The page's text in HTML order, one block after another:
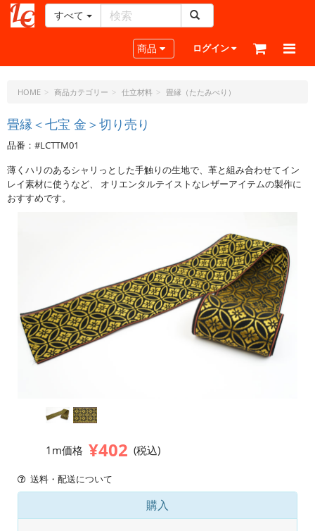
ー
ラ
ト・
ド
ッ
ト・
ジ
ェ
すべて
Toggle navigation
商品 ログイン
HOME 商品カテゴリー 仕立材料 畳縁（たたみべり）
畳縁＜七宝 金＞切り売り
品番：#LCTTM01
薄くハリのあるシャリっとした手触りの生地で、革と組み合わせてイン
レイ素材に使うなど、 オリエンタルテイストなレザーアイテムの製作に
おすすめです。
1m価格 ¥402 (税込)
送料・配送について
購入